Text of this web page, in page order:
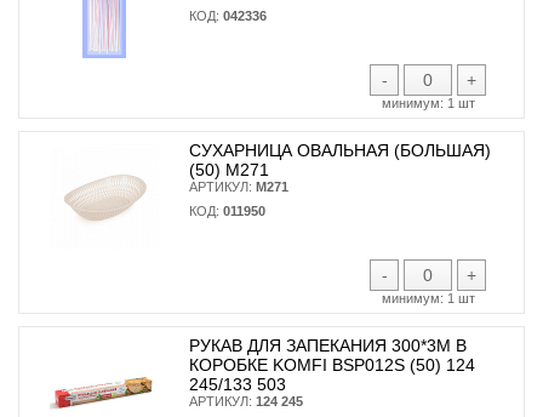
КОД: 042336
- +
минимум: 1 шт
СУХАРНИЦА ОВАЛЬНАЯ (БОЛЬШАЯ)
(50) М271
АРТИКУЛ: М271
КОД: 011950
- +
минимум: 1 шт
РУКАВ ДЛЯ ЗАПЕКАНИЯ 300*3М В
КОРОБКЕ KOMFI BSP012S (50) 124
245/133 503
АРТИКУЛ: 124 245